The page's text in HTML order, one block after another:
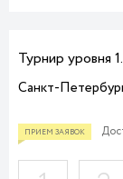
Турнир уровня
Санкт-